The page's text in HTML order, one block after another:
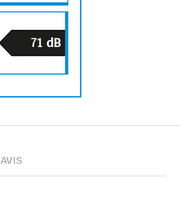
71 dB
AVIS